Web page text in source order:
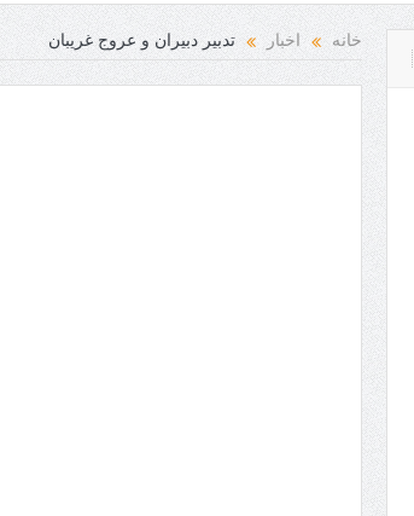
خانه اخبار تدبیر دبیران و عروج غریبان